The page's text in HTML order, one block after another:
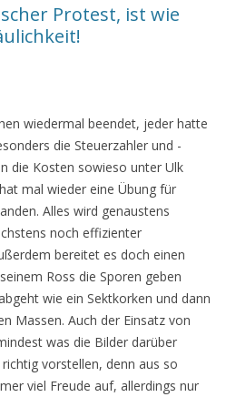
Protest, ist wie
wiedermal beendet, jeder hatte
die Steuerzahler und -
die Kosten sowieso unter Ulk
mal wieder eine Übung für
Alles wird genaustens
noch effizienter
bereitet es doch einen
Ross die Sporen geben
wie ein Sektkorken und dann
Massen. Auch der Einsatz von
was die Bilder darüber
vorstellen, denn aus so
viel Freude auf, allerdings nur